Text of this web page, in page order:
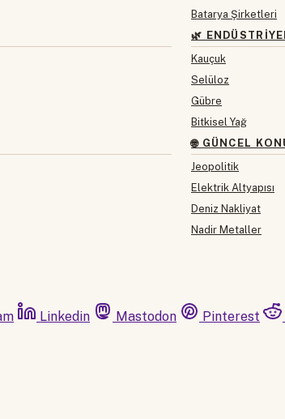
Batarya Şirketleri
🌿
Kauçuk
Selüloz
Gübre
Bitkisel Yağ
🌐 GÜNCEL
Jeopolitik
Elektrik Altyapısı
Deniz Nakliyat
Nadir Metaller
Linkedin Mastodon Pinterest